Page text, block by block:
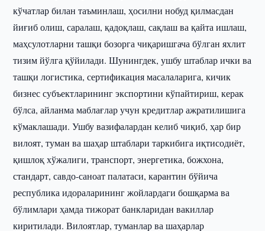
кўчатлар билан таъминлаш, ҳосилни нобуд қилмасдан
йиғиб олиш, саралаш, қадоқлаш, сақлаш ва қайта ишлаш,
маҳсулотларни ташқи бозорга чиқаришгача бўлган яхлит
тизим йўлга қўйилади. Шунингдек, ушбу штаблар ички ва
ташқи логистика, сертификация масалаларига, кичик
бизнес субъектларининг экспортини кўпайтириш, керак
бўлса, айланма маблағлар учун кредитлар ажратилишига
кўмаклашади. Ушбу вазифалардан келиб чиқиб, ҳар бир
вилоят, туман ва шаҳар штаблари таркибига иқтисодиёт,
қишлоқ хўжалиги, транспорт, энергетика, божхона,
стандарт, савдо-саноат палатаси, карантин бўйича
республика идораларининг жойлардаги бошқарма ва
бўлимлари ҳамда тижорат банкларидан вакиллар
киритилади. Вилоятлар, туманлар ва шаҳарлар